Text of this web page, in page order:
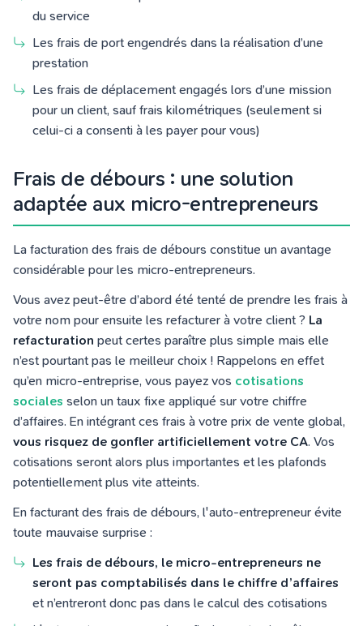
du service
Les frais de port engendrés dans la réalisation d’une
prestation
Les frais de déplacement engagés lors d’une mission
pour un client, sauf frais kilométriques (seulement si
celui-ci a consenti à les payer pour vous)
Frais de débours : une solution
adaptée aux micro-entrepreneurs
La facturation des frais de débours constitue un avantage
considérable pour les micro-entrepreneurs.
Vous avez peut-être d’abord été tenté de prendre les frais à
votre nom pour ensuite les refacturer à votre client ? La
refacturation peut certes paraître plus simple mais elle
n’est pourtant pas le meilleur choix ! Rappelons en effet
qu’en micro-entreprise, vous payez vos cotisations
sociales selon un taux fixe appliqué sur votre chiffre
d’affaires. En intégrant ces frais à votre prix de vente global,
vous risquez de gonfler artificiellement votre CA. Vos
cotisations seront alors plus importantes et les plafonds
potentiellement plus vite atteints.
En facturant des frais de débours, l'auto-entrepreneur évite
toute mauvaise surprise :
Les frais de débours, le micro-entrepreneurs ne
seront pas comptabilisés dans le chiffre d’affaires
et n’entreront donc pas dans le calcul des cotisations